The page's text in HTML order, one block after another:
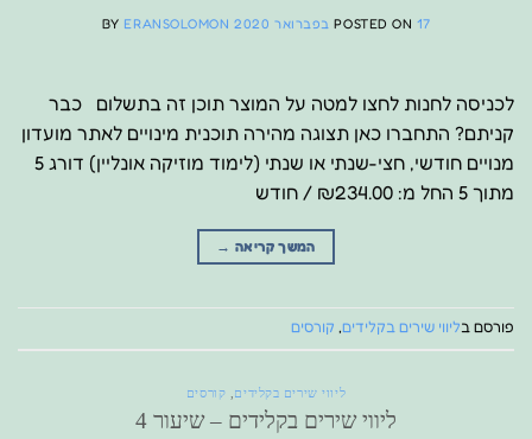
POSTED ON17 בפברואר 2020 BY ERANSOLOMON
לכניסה לחנות לחצו למטה על המוצר תוכן זה בתשלום כבר
קניתם? התחברו כאן תצוגה מהירה תוכנית מינויים לאתר מועדון
מנויים חודשי, חצי-שנתי או שנתי (לימוד מוזיקה אונליין) דורג 5
מתוך 5 החל מ: ₪234.00 / חודש
המשך קריאה →
פורסם בליווי שירים בקלידים, קורסים
ליווי שירים בקלידים קורסים
ליווי שירים בקלידים – שיעור 4